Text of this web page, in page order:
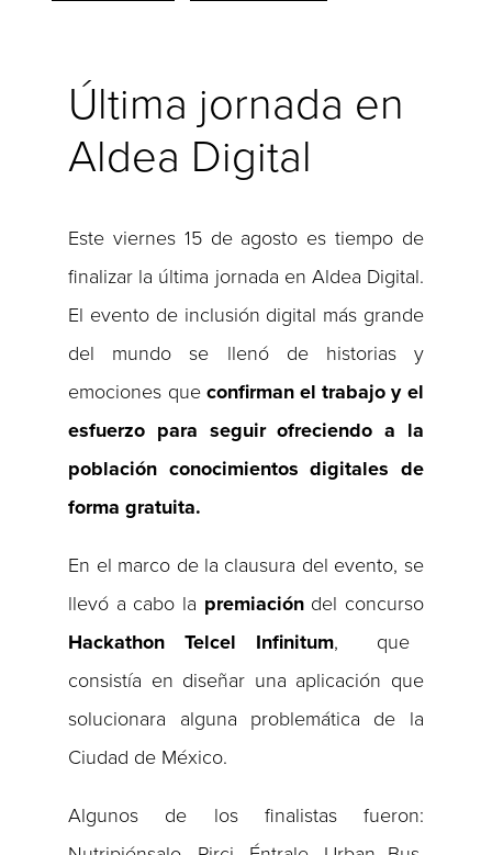
Última jornada en
Aldea Digital
Este viernes 15 de agosto es tiempo de
finalizar la última jornada en Aldea Digital.
El evento de inclusión digital más grande
del mundo se llenó de historias y
emociones que confirman el trabajo y el
esfuerzo para seguir ofreciendo a la
población conocimientos digitales de
forma gratuita.
En el marco de la clausura del evento, se
llevó a cabo la premiacióndel concurso
Hackathon Telcel Infinitum, que
consistía en diseñar una aplicación que
solucionara alguna problemática de la
Ciudad de México.
Algunos de los finalistas fueron: